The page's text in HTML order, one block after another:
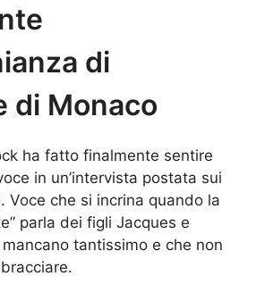
di
di Monaco
ha fatto finalmente sentire
in un’intervista postata sui
Voce che si incrina quando la
parla dei figli Jacques e
tantissimo e che non